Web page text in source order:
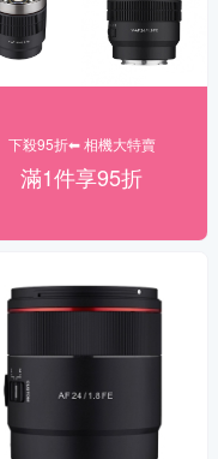
下殺95折⬅︎ 相機大特賣
滿1件享95折